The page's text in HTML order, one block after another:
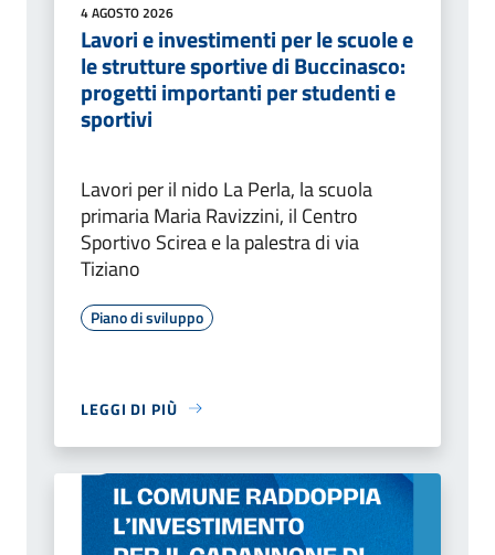
4 AGOSTO 2026
Lavori e investimenti per le scuole e
le strutture sportive di Buccinasco:
progetti importanti per studenti e
sportivi
Lavori per il nido La Perla, la scuola
primaria Maria Ravizzini, il Centro
Sportivo Scirea e la palestra di via
Tiziano
Piano di sviluppo
LEGGI DI PIÙ